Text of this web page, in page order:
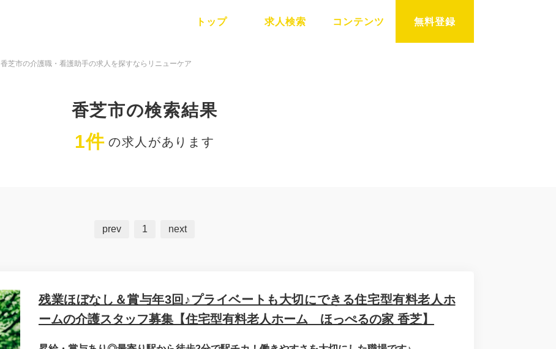
トップ 求人検索 コンテンツ 無料登録
香芝市の介護職・看護助手の求人を探すならリニューケア
香芝市の検索結果
1件 の求人があります
prev 1 next
残業ほぼなし＆賞与年3回♪プライベートも大切にできる住宅型有料老人ホ
ームの介護スタッフ募集【住宅型有料老人ホーム ほっぺるの家 香芝】